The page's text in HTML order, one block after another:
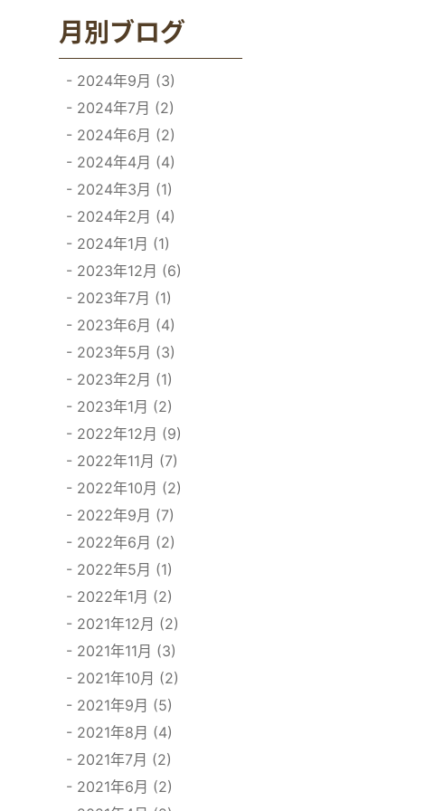
月別ブログ
2024年9月 (3)
2024年7月 (2)
2024年6月 (2)
2024年4月 (4)
2024年3月 (1)
2024年2月 (4)
2024年1月 (1)
2023年12月 (6)
2023年7月 (1)
2023年6月 (4)
2023年5月 (3)
2023年2月 (1)
2023年1月 (2)
2022年12月 (9)
2022年11月 (7)
2022年10月 (2)
2022年9月 (7)
2022年6月 (2)
2022年5月 (1)
2022年1月 (2)
2021年12月 (2)
2021年11月 (3)
2021年10月 (2)
2021年9月 (5)
2021年8月 (4)
2021年7月 (2)
2021年6月 (2)